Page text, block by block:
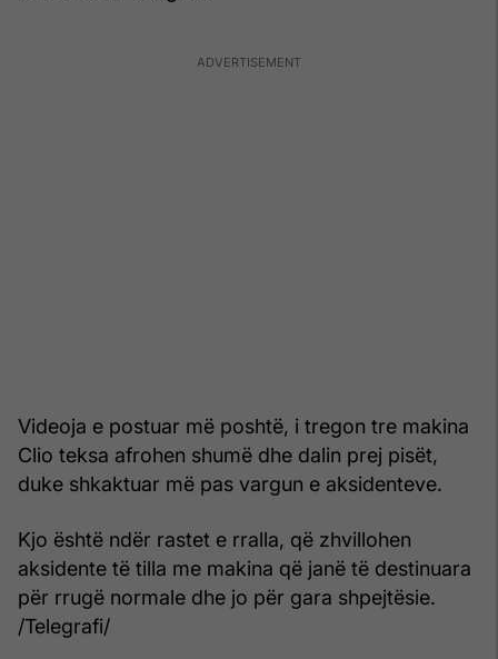
Videoja e postuar më poshtë, i tregon tre makina
Clio teksa afrohen shumë dhe dalin prej pisët,
duke shkaktuar më pas vargun e aksidenteve.
Kjo është ndër rastet e rralla, që zhvillohen
aksidente të tilla me makina që janë të destinuara
për rrugë normale dhe jo për gara shpejtësie.
/Telegrafi/